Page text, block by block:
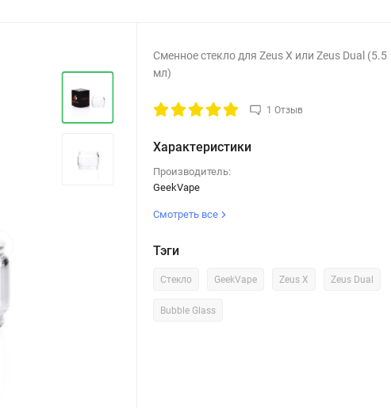
Сменное стекло для Zeus X или Zeus Dual (5.5
мл)
1 Отзыв
Характеристики
Производитель:
GeekVape
Смотреть все
Тэги
Стекло GeekVape Zeus X Zeus Dual
Bubble Glass